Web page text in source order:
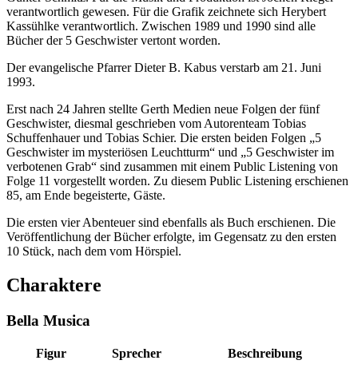
verantwortlich gewesen. Für die Grafik zeichnete sich Herybert
Kassühlke verantwortlich. Zwischen 1989 und 1990 sind alle
Bücher der 5 Geschwister vertont worden.
Der evangelische Pfarrer Dieter B. Kabus verstarb am 21. Juni
1993.
Erst nach 24 Jahren stellte Gerth Medien neue Folgen der fünf
Geschwister, diesmal geschrieben vom Autorenteam Tobias
Schuffenhauer und Tobias Schier. Die ersten beiden Folgen „5
Geschwister im mysteriösen Leuchtturm“ und „5 Geschwister im
verbotenen Grab“ sind zusammen mit einem Public Listening von
Folge 11 vorgestellt worden. Zu diesem Public Listening erschienen
85, am Ende begeisterte, Gäste.
Die ersten vier Abenteuer sind ebenfalls als Buch erschienen. Die
Veröffentlichung der Bücher erfolgte, im Gegensatz zu den ersten
10 Stück, nach dem vom Hörspiel.
Charaktere
Bella Musica
Figur Sprecher Beschreibung